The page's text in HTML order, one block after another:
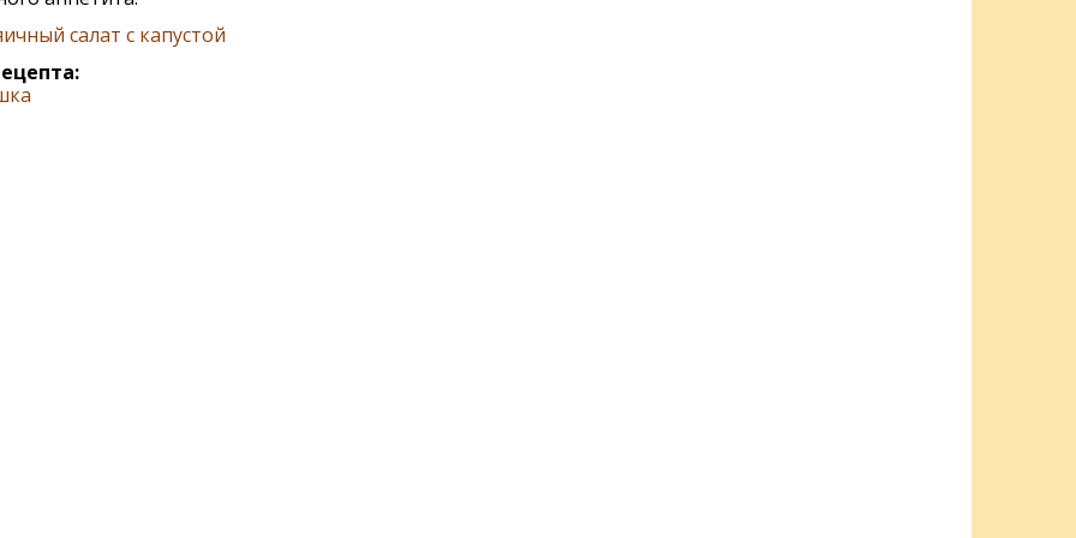
салат с капустой